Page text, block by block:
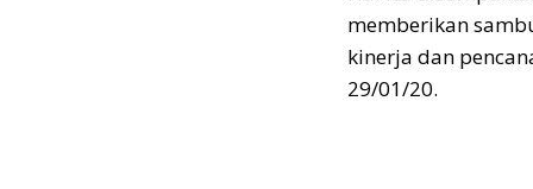
memberikan
kinerja dan
29/01/20.